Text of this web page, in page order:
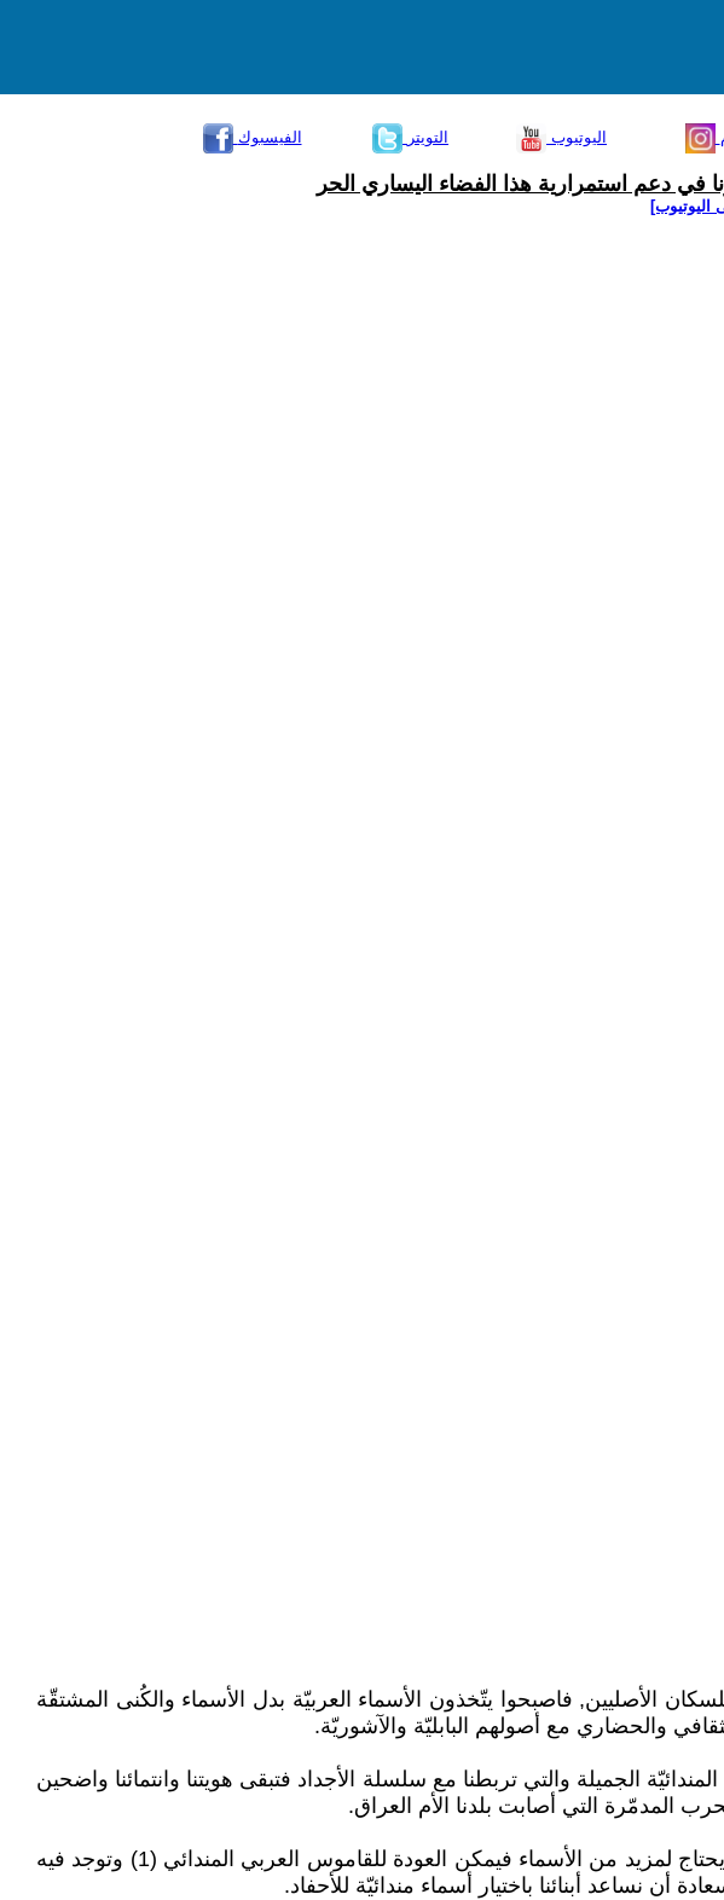
الفيسبوك
التويتر اليوتيوب
في دعم استمرارية هذا الفضاء اليساري الحر
اليوتيوب]
الأصليين, فاصبحوا يتّخذون الأسماء العربيّة بدل الأسماء والكُنى المشتقّة
والحضاري مع أصولهم البابليّة والآشوريّة.
الجميلة والتي تربطنا مع سلسلة الأجداد فتبقى هويتنا وانتمائنا واضحين
المدمّرة التي أصابت بلدنا الأم العراق.
هذه مجموعة مختصرة من أسماء الذكور والإناث التي كان الشيخ رافـد السبتي قد قام بإعدادها, ولمن يحتاج لمزيد من الأسماء فيمكن العودة للقاموس العربي المندائي (1) وتوجد فيه
أن نساعد أبنائنا باختيار أسماء مندائيّة للأحفاد.